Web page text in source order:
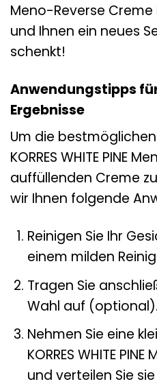
Meno-Reverse
und Ihnen ein neues
schenkt!
Anwendungstipps
Ergebnisse
Um die
KORRES WHITE PINE
auffüllenden Creme
wir Ihnen folgende
Reinigen Sie Ihr
einem milden
Tragen Sie
Wahl auf (optional).
Nehmen Sie eine
KORRES WHITE
und verteilen Sie